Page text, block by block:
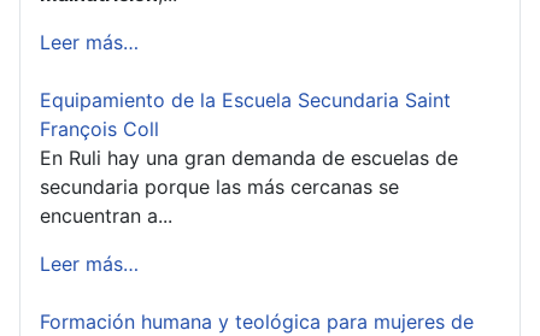
Leer más…
Equipamiento de la Escuela Secundaria Saint
François Coll
En Ruli hay una gran demanda de escuelas de
secundaria porque las más cercanas se
encuentran a...
Leer más…
Formación humana y teológica para mujeres de